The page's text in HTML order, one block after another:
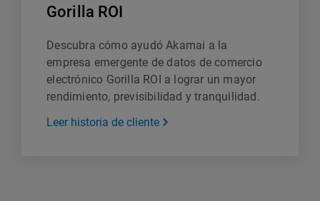
Gorilla ROI
Descubra cómo ayudó Akamai a la
empresa emergente de datos de comercio
electrónico Gorilla ROI a lograr un mayor
rendimiento, previsibilidad y tranquilidad.
Leer historia de cliente